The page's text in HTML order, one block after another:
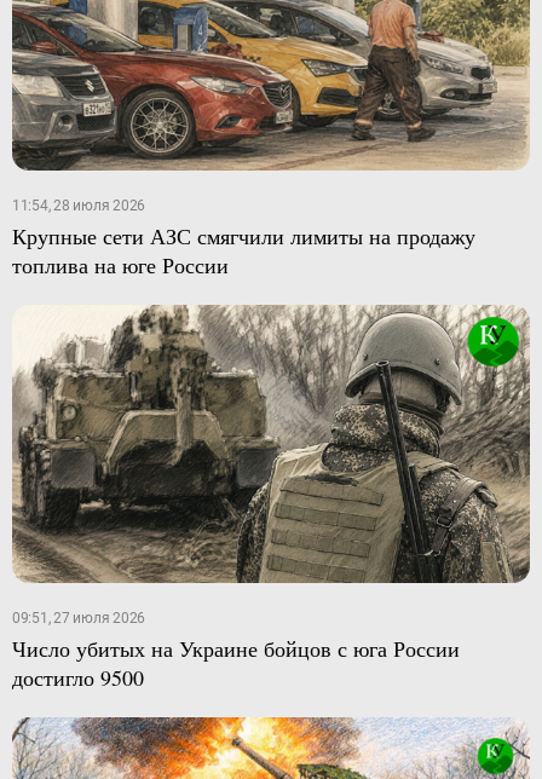
11:54, 28 июля 2026
Крупные сети АЗС смягчили лимиты на продажу
топлива на юге России
09:51, 27 июля 2026
Число убитых на Украине бойцов с юга России
достигло 9500